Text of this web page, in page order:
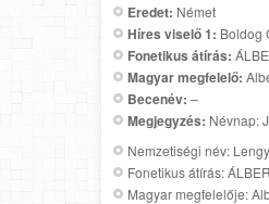
Eredet: Német
Híres viselő 1: Boldog
Fonetikus átírás:
Magyar megfelelő:
Becenév: –
Megjegyzés: Névnap:
Nemzetiségi név:
Fonetikus átírás:
Magyar megfelelője: